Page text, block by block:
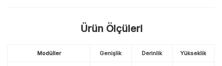
Ürün Ölçüleri
Modüller Genişlik Derinlik Yükseklik